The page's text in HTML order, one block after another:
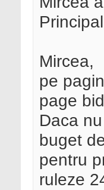
Mircea,
pe
page
Daca
buget
pentru
ruleze